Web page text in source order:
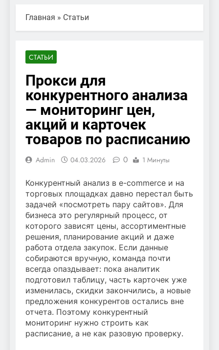
Главная » Статьи
СТАТЬИ
Прокси для
конкурентного анализа
— мониторинг цен,
акций и карточек
товаров по расписанию
Admin 04.03.2026 0 1 Минуты
Конкурентный анализ в e-commerce и на
торговых площадках давно перестал быть
задачей «посмотреть пару сайтов». Для
бизнеса это регулярный процесс, от
которого зависят цены, ассортиментные
решения, планирование акций и даже
работа отдела закупок. Если данные
собираются вручную, команда почти
всегда опаздывает: пока аналитик
подготовил таблицу, часть карточек уже
изменилась, скидки закончились, а новые
предложения конкурентов остались вне
отчета. Поэтому конкурентный
мониторинг нужно строить как
расписание, а не как разовую проверку.